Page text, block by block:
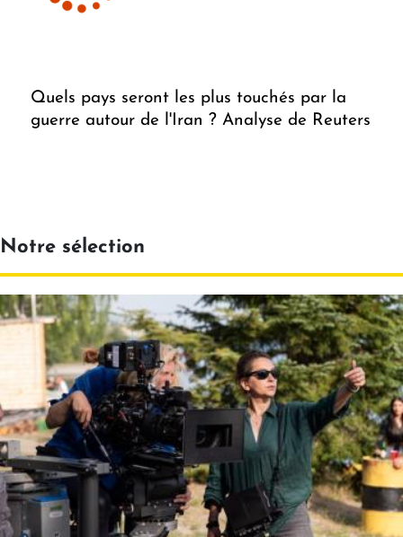
Quels pays seront les plus touchés par la
guerre autour de l'Iran ? Analyse de Reuters
Notre sélection